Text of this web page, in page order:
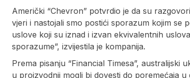
Američki “Chevron” potvrdio je da su
vjeri i nastojali smo postići sporazum kojim se
uslove koji su iznad i izvan ekvivalentnih
sporazume”, izvijestila je kompanija.
Prema pisanju “Financial Timesa”,
u proizvodnji mogli bi dovesti do poremećaja